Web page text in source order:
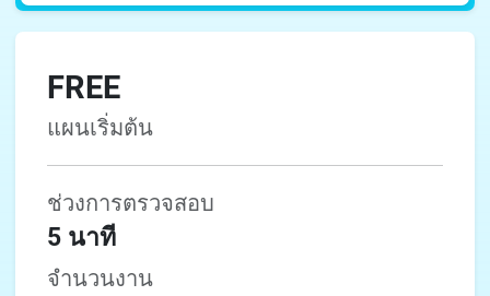
FREE
แผนเริ่มต้น
ช่วงการตรวจสอบ
5 นาที
จำนวนงาน